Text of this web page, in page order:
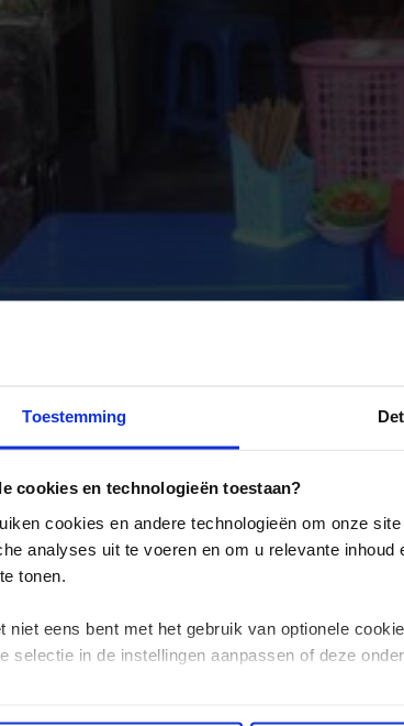
Toestemming
cookies en technologieën toestaan?
cookies en andere technologieën om onze
analyses uit te voeren en om u relevante
tonen.
niet eens bent met het gebruik van optionele
selectie in de instellingen aanpassen of deze